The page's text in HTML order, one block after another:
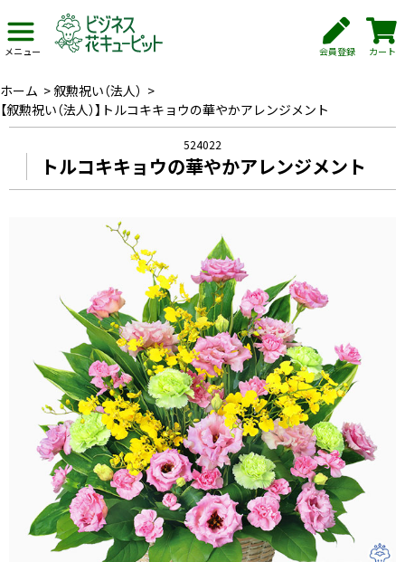
メニュー 会員登録 カート
ホーム >叙勲祝い（法人） >
【叙勲祝い（法人）】トルコキキョウの華やかアレンジメント
524022
トルコキキョウの華やかアレンジメント